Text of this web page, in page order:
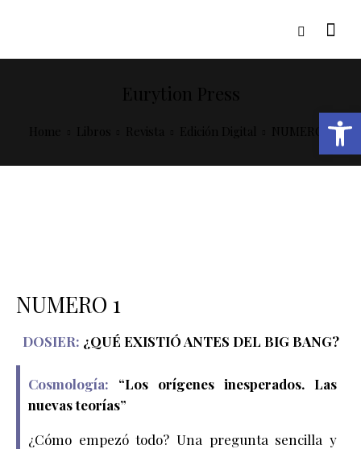
NUMERO 1
NUMERO 1
DOSIER: ¿QUÉ EXISTIÓ ANTES DEL BIG BANG?
Cosmología: “Los orígenes inesperados. Las
nuevas teorías”
¿Cómo empezó todo? Una pregunta sencilla y
Abrir barra de herramientas